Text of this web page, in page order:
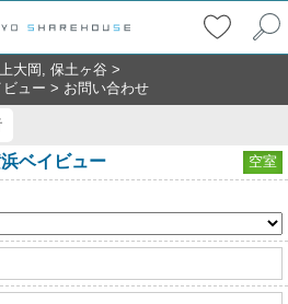
大岡, 保土ヶ谷 >
ュー > お問い合わせ
ベイビュー 空室